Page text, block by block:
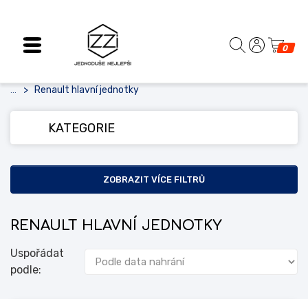
0
Renault hlavní jednotky
KATEGORIE
ZOBRAZIT VÍCE FILTRŮ
RENAULT HLAVNÍ JEDNOTKY
Uspořádat
podle: